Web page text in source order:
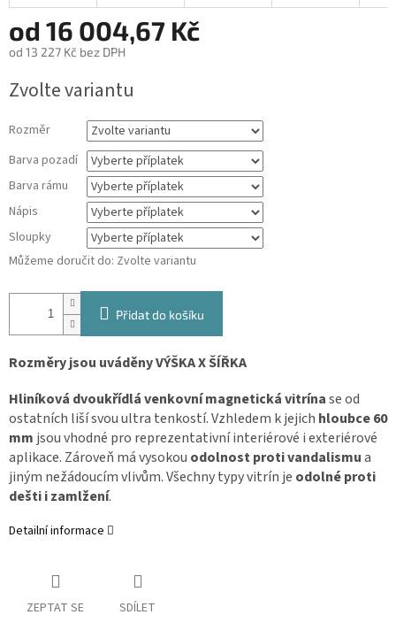
od 16 004,67 Kč
od 13 227 Kč bez DPH
cena:
Zvolte variantu
Rozměr
Barva pozadí
Barva rámu
Nápis
Sloupky
Můžeme doručit do: Zvolte variantu
Přidat do košíku
Rozměry jsou uváděny VÝŠKA X ŠÍŘKA
Hliníková dvoukřídlá venkovní magnetická vitrínase od
ostatních liší svou ultra tenkostí. Vzhledem k jejich hloubce 60
mm jsou vhodné pro reprezentativní interiérové i exteriérové
aplikace. Zároveň má vysokou odolnost proti vandalismua
jiným nežádoucím vlivům. Všechny typy vitrín je odolné proti
dešti i zamlžení.
Detailní informace
ZEPTAT SE SDÍLET